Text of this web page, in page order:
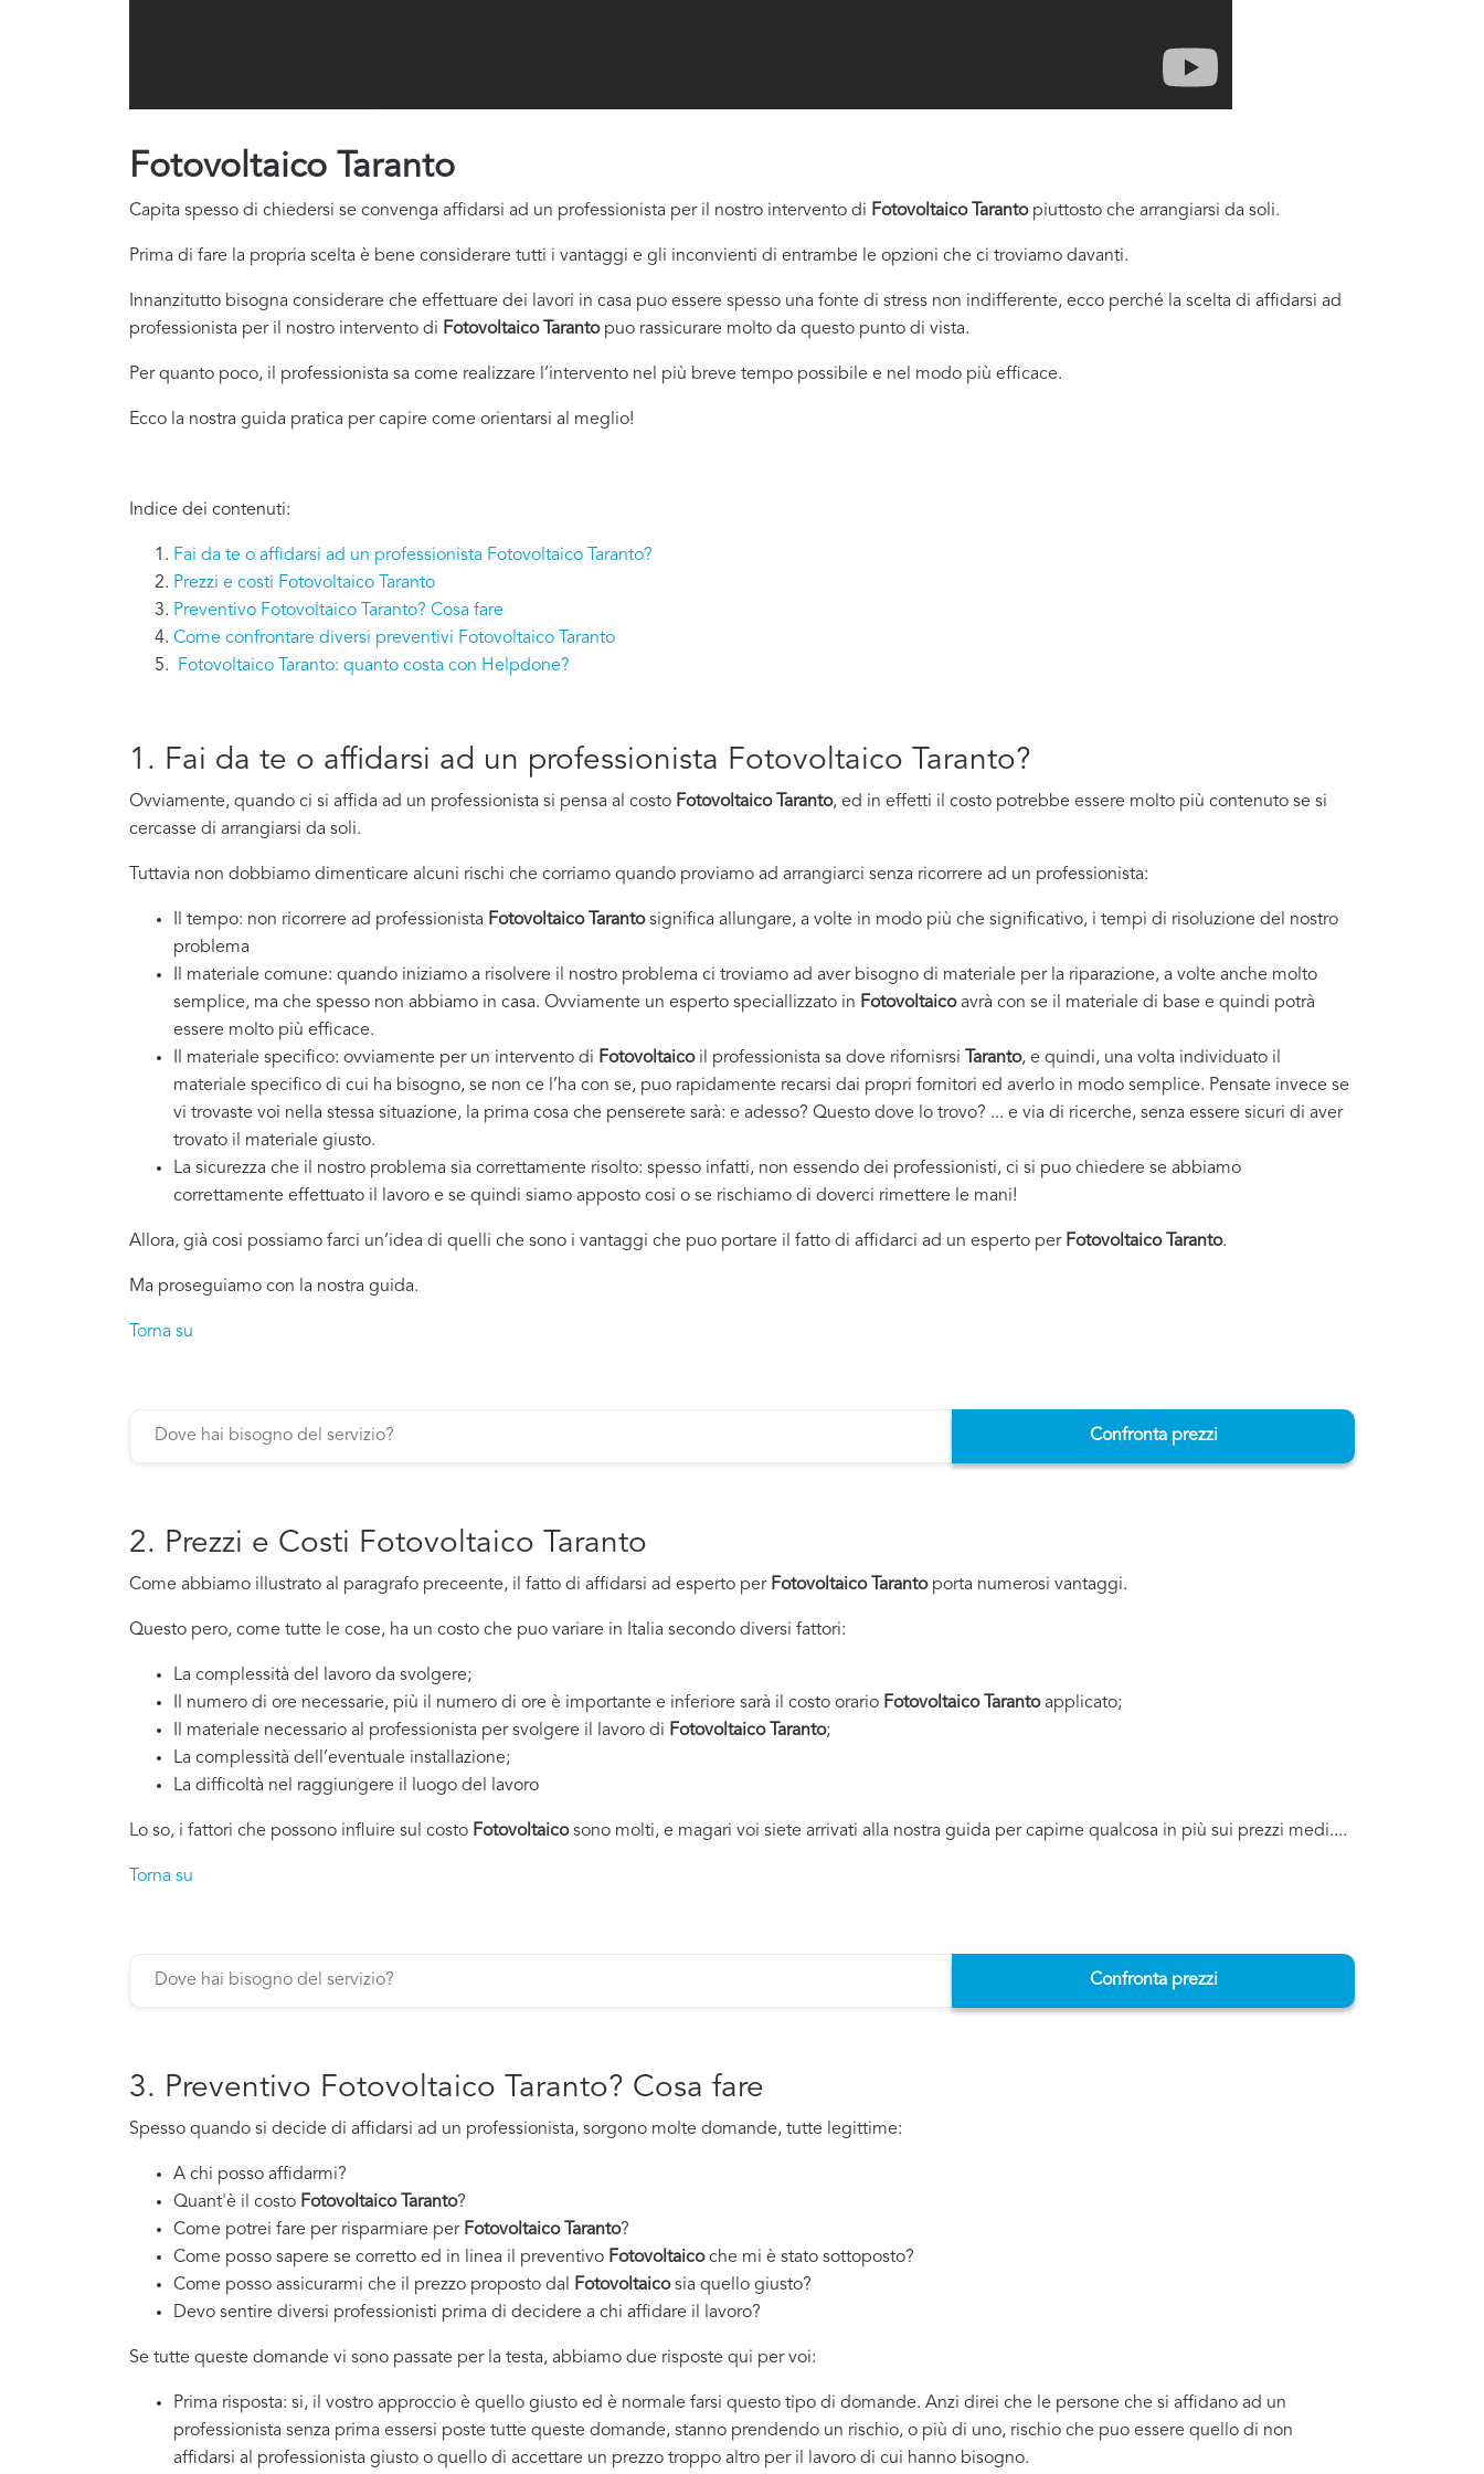
Fotovoltaico Taranto
Capita spesso di chiedersi se convenga affidarsi ad un professionista per il nostro intervento di Fotovoltaico Tarantopiuttosto che arrangiarsi da soli.
Prima di fare la propria scelta è bene considerare tutti i vantaggi e gli inconvienti di entrambe le opzioni che ci troviamo davanti.
Innanzitutto bisogna considerare che effettuare dei lavori in casa puo essere spesso una fonte di stress non indifferente, ecco perché la scelta di affidarsi ad
professionista per il nostro intervento di Fotovoltaico Taranto puo rassicurare molto da questo punto di vista.
Per quanto poco, il professionista sa come realizzare l’intervento nel più breve tempo possibile e nel modo più efficace.
Ecco la nostra guida pratica per capire come orientarsi al meglio!
Indice dei contenuti:
Fai da te o affidarsi ad un professionista Fotovoltaico Taranto?
Prezzi e costi Fotovoltaico Taranto
Preventivo Fotovoltaico Taranto? Cosa fare
Come confrontare diversi preventivi Fotovoltaico Taranto
Fotovoltaico Taranto: quanto costa con Helpdone?
1. Fai da te o affidarsi ad un professionista Fotovoltaico Taranto?
Ovviamente, quando ci si affida ad un professionista si pensa al costo Fotovoltaico Taranto, ed in effetti il costo potrebbe essere molto più contenuto se si
cercasse di arrangiarsi da soli.
Tuttavia non dobbiamo dimenticare alcuni rischi che corriamo quando proviamo ad arrangiarci senza ricorrere ad un professionista:
Il tempo: non ricorrere ad professionista Fotovoltaico Tarantosignifica allungare, a volte in modo più che significativo, i tempi di risoluzione del nostro
problema
Il materiale comune: quando iniziamo a risolvere il nostro problema ci troviamo ad aver bisogno di materiale per la riparazione, a volte anche molto
semplice, ma che spesso non abbiamo in casa. Ovviamente un esperto speciallizzato in Fotovoltaicoavrà con se il materiale di base e quindi potrà
essere molto più efficace.
Il materiale specifico: ovviamente per un intervento di Fotovoltaicoil professionista sa dove rifornisrsi Taranto, e quindi, una volta individuato il
materiale specifico di cui ha bisogno, se non ce l’ha con se, puo rapidamente recarsi dai propri fornitori ed averlo in modo semplice. Pensate invece se
vi trovaste voi nella stessa situazione, la prima cosa che penserete sarà: e adesso? Questo dove lo trovo? ... e via di ricerche, senza essere sicuri di aver
trovato il materiale giusto.
La sicurezza che il nostro problema sia correttamente risolto: spesso infatti, non essendo dei professionisti, ci si puo chiedere se abbiamo
correttamente effettuato il lavoro e se quindi siamo apposto cosi o se rischiamo di doverci rimettere le mani!
Allora, già cosi possiamo farci un’idea di quelli che sono i vantaggi che puo portare il fatto di affidarci ad un esperto per Fotovoltaico Taranto.
Ma proseguiamo con la nostra guida.
Torna su
Confronta prezzi
2. Prezzi e Costi Fotovoltaico Taranto
Come abbiamo illustrato al paragrafo preceente, il fatto di affidarsi ad esperto per Fotovoltaico Tarantoporta numerosi vantaggi.
Questo pero, come tutte le cose, ha un costo che puo variare in Italia secondo diversi fattori:
La complessità del lavoro da svolgere;
Il numero di ore necessarie, più il numero di ore è importante e inferiore sarà il costo orario Fotovoltaico Tarantoapplicato;
Il materiale necessario al professionista per svolgere il lavoro di Fotovoltaico Taranto;
La complessità dell’eventuale installazione;
La difficoltà nel raggiungere il luogo del lavoro
Lo so, i fattori che possono influire sul costo Fotovoltaicosono molti, e magari voi siete arrivati alla nostra guida per capirne qualcosa in più sui prezzi medi....
Torna su
Confronta prezzi
3. Preventivo Fotovoltaico Taranto? Cosa fare
Spesso quando si decide di affidarsi ad un professionista, sorgono molte domande, tutte legittime:
A chi posso affidarmi?
Quant'è il costo Fotovoltaico Taranto?
Come potrei fare per risparmiare per Fotovoltaico Taranto?
Come posso sapere se corretto ed in linea il preventivo Fotovoltaicoche mi è stato sottoposto?
Come posso assicurarmi che il prezzo proposto dal Fotovoltaicosia quello giusto?
Devo sentire diversi professionisti prima di decidere a chi affidare il lavoro?
Se tutte queste domande vi sono passate per la testa, abbiamo due risposte qui per voi:
Prima risposta: si, il vostro approccio è quello giusto ed è normale farsi questo tipo di domande. Anzi direi che le persone che si affidano ad un
professionista senza prima essersi poste tutte queste domande, stanno prendendo un rischio, o più di uno, rischio che puo essere quello di non
affidarsi al professionista giusto o quello di accettare un prezzo troppo altro per il lavoro di cui hanno bisogno.